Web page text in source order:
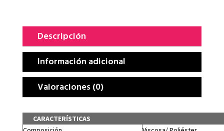
Descripción
Información adicional
Valoraciones (0)
CARACTERÍSTICAS